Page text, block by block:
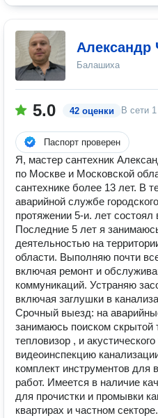
Александр
Балашиха
5.0 42 оценки В сети
Паспорт проверен
Я, мастер сантехник
по Москве и Московской
сантехнике более 13 лет. В
аварийной службе
протяжении 5-и. лет
Последние 5 лет я
деятельностью на
области. Выполняю почти
включая ремонт и
коммуникаций. Устраняю
включая заглушки в
Срочный выезд: на
занимаюсь поиском
тепловизор , и
видеоинспекцию
комплект инструментов для
работ. Имеется в наличие
для прочистки и промывки
квартирах и частном